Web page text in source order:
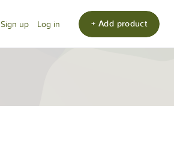
Sign up Log in + Add product